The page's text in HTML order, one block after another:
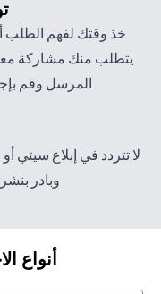
خذ وقتك لفهم الطلب
يتطلب منك مشاركة
المرسل وقم
لا تتردد في إبلاغ
وبادر
أنواع